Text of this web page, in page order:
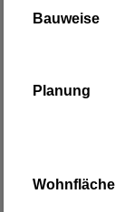
Bauweise
Planung
Wohnfläche